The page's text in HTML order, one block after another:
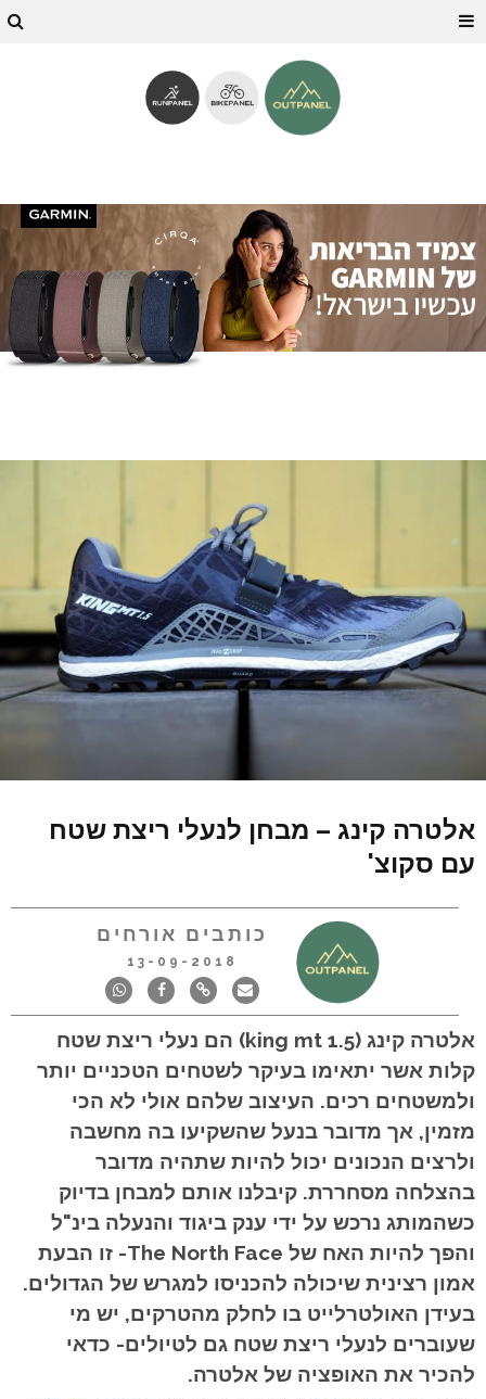
אלטרה קינג – מבחן לנעלי ריצת שטח
עם סקוצ'
כותבים אורחים
13-09-2018
אלטרה קינג (king mt 1.5) הם נעלי ריצת שטח
קלות אשר יתאימו בעיקר לשטחים הטכניים יותר
ולמשטחים רכים. העיצוב שלהם אולי לא הכי
מזמין, אך מדובר בנעל שהשקיעו בה מחשבה
ולרצים הנכונים יכול להיות שתהיה מדובר
בהצלחה מסחררת. קיבלנו אותם למבחן בדיוק
כשהמותג נרכש על ידי ענק ביגוד והנעלה בינ"ל
והפך להיות האח של The North Face- זו הבעת
אמון רצינית שיכולה להכניסו למגרש של הגדולים.
בעידן האולטרלייט בו לחלק מהטרקים, יש מי
שעוברים לנעלי ריצת שטח גם לטיולים- כדאי
להכיר את האופציה של אלטרה.